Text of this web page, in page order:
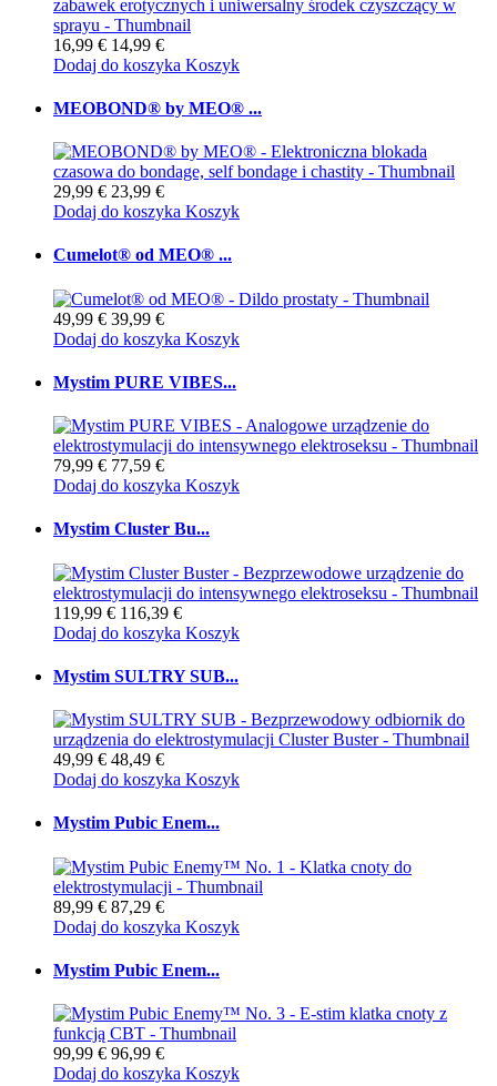
16,99 € 14,99 €
Dodaj do koszyka Koszyk
MEOBOND® by MEO® ...
29,99 € 23,99 €
Dodaj do koszyka Koszyk
Cumelot® od MEO® ...
49,99 € 39,99 €
Dodaj do koszyka Koszyk
Mystim PURE VIBES...
79,99 € 77,59 €
Dodaj do koszyka Koszyk
Mystim Cluster Bu...
119,99 € 116,39 €
Dodaj do koszyka Koszyk
Mystim SULTRY SUB...
49,99 € 48,49 €
Dodaj do koszyka Koszyk
Mystim Pubic Enem...
89,99 € 87,29 €
Dodaj do koszyka Koszyk
Mystim Pubic Enem...
99,99 € 96,99 €
Dodaj do koszyka Koszyk